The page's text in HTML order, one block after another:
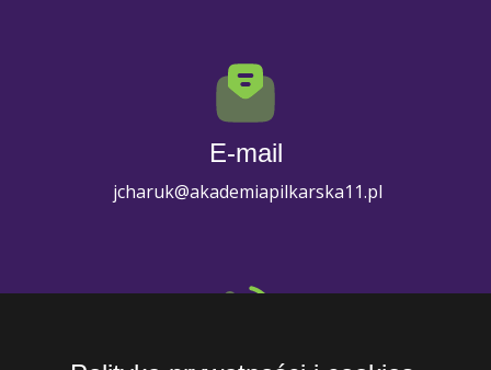
E-mail
jcharuk@akademiapilkarska11.pl